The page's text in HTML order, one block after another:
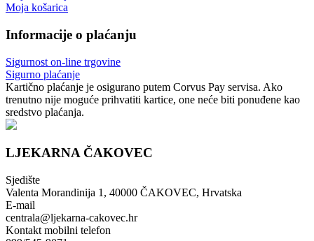
Moja košarica
Informacije o plaćanju
Sigurnost on-line trgovine
Sigurno plaćanje
Kartično plaćanje je osigurano putem Corvus Pay servisa. Ako
trenutno nije moguće prihvatiti kartice, one neće biti ponuđene kao
sredstvo plaćanja.
LJEKARNA ČAKOVEC
Sjedište
Valenta Morandinija 1, 40000 ČAKOVEC, Hrvatska
E-mail
centrala@ljekarna-cakovec.hr
Kontakt mobilni telefon